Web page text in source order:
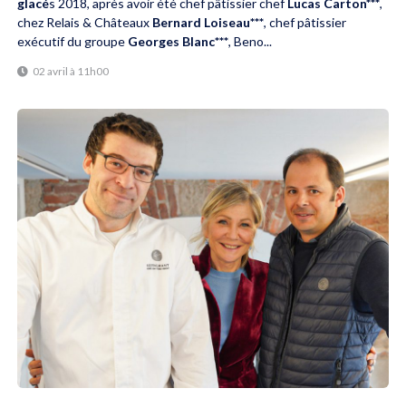
chez Relais & Châteaux Bernard Loiseau***, chef pâtissier
exécutif du groupe Georges Blanc***, Beno...
02 avril à 11h00